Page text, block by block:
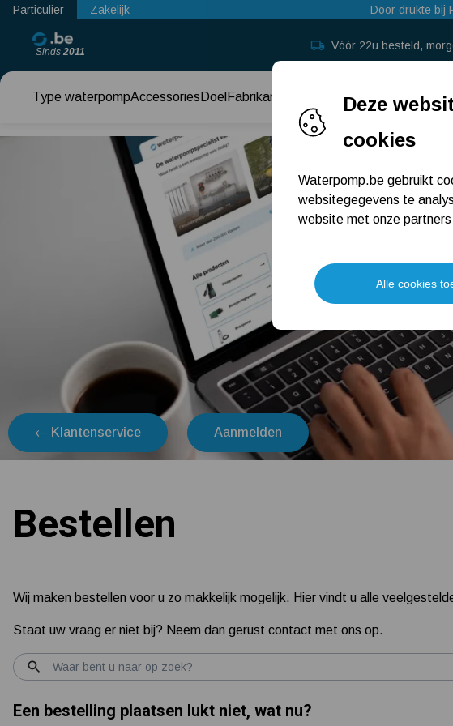
Particulier Zakelijk Door drukte bij
Sinds 2011
Vóór 22u besteld,
Type waterpompAccessories Doel Fabrikant Keuzehulp →
← Klantenservice Aanmelden
Bestellen
Wij maken bestellen voor u zo makkelijk mogelijk. Hier vindt u alle
Staat uw vraag er niet bij? Neem dan gerust contact met ons op.
Een bestelling plaatsen lukt niet, wat nu?
Deze
cookies
Waterpomp.be gebruikt
websitegegevens te
website met onze
Alle cookies